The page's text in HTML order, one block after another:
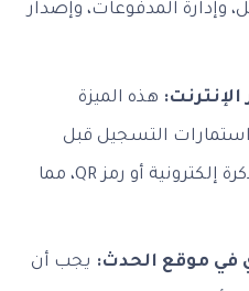
وإدارة المدفوعات، وإصدار
هذه الميزة
التسجيل قبل
الموعد، والحصول على تذكرة إلكترونية أو رمز QR، مما
في موقع الحدث: يجب أن